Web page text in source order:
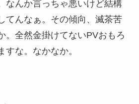
なんか言っちゃ悪いけど結構
てんなぁ。その傾向、滅茶苦
。全然金掛けてないPVおもろ
すな。なかなか。